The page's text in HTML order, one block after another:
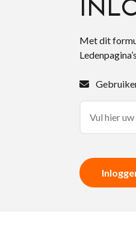
Met dit